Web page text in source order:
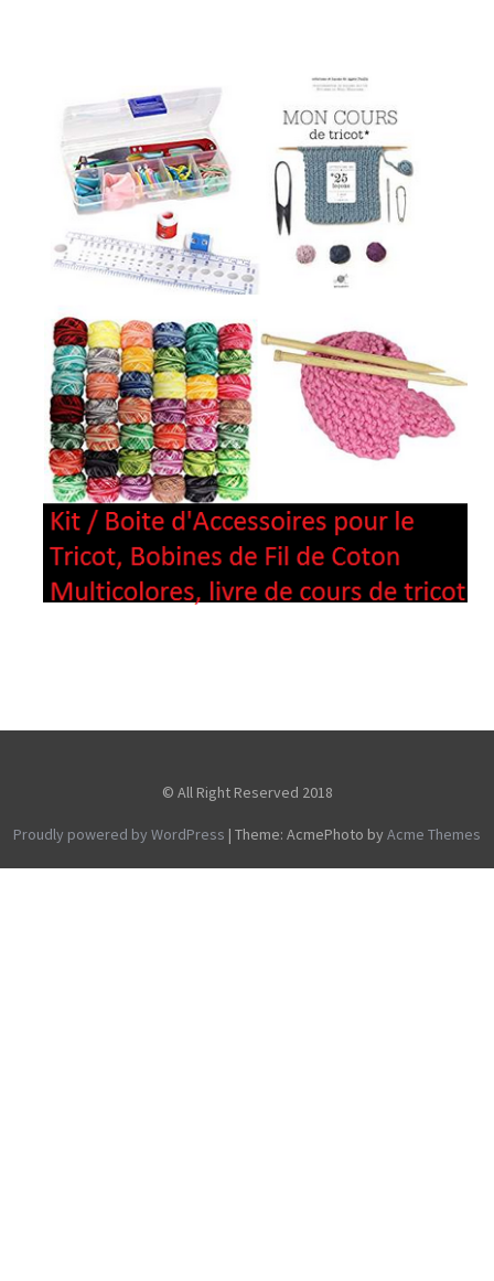
© All Right Reserved 2018
Proudly powered by WordPress | Theme: AcmePhoto by Acme Themes